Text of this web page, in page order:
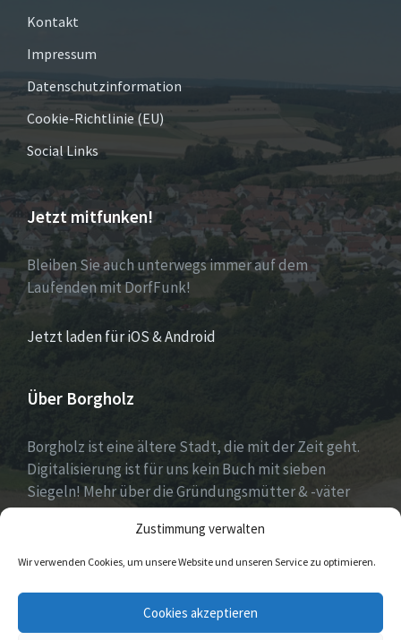
Zustimmung verwalten
Wir verwenden Cookies, um unsere Website und unseren Service zu optimieren.
Cookies akzeptieren
Kontakt
Impressum
Datenschutzinformation
Cookie-Richtlinie (EU)
Social Links
Jetzt mitfunken!
Bleiben Sie auch unterwegs immer auf dem
Laufenden mit DorfFunk!
Jetzt laden für iOS & Android
Über Borgholz
Borgholz ist eine ältere Stadt, die mit der Zeit geht.
Digitalisierung ist für uns kein Buch mit sieben
Siegeln! Mehr über die Gründungsmütter & -väter
gibt es unterDorfwerkstattund
https://www.digitale-doerfer.de!